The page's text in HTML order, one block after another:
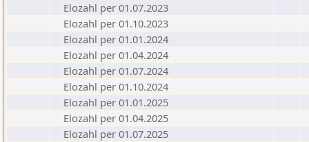
Elozahl per 01.07.2023
Elozahl per 01.10.2023
Elozahl per 01.01.2024
Elozahl per 01.04.2024
Elozahl per 01.07.2024
Elozahl per 01.10.2024
Elozahl per 01.01.2025
Elozahl per 01.04.2025
Elozahl per 01.07.2025